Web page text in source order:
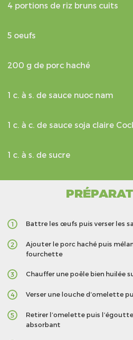
4 portions de riz bruns cuits
5 oeufs
200 g de porc haché
1 c. à s. de sauce nuoc nam
1 c. à c. de sauce soja claire
1 c. à s. de sucre
1 Battre les œufs puis verser les
2
Ajouter le porc haché puis
fourchette
3 Chauffer une poêle bien huilée
4 Verser une louche d’omelette
5
Retirer l’omelette puis
absorbant